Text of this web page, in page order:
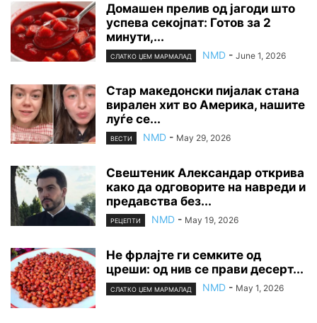
Домашен прелив од јагоди што
успева секојпат: Готов за 2
минути,...
СЛАТКО ЏЕМ МАРМАЛАД NMD - June 1, 2026
Стар македонски пијалак стана
вирален хит во Америка, нашите
луѓе се...
ВЕСТИ NMD - May 29, 2026
Свештеник Александар открива
како да одговорите на навреди и
предавства без...
РЕЦЕПТИ NMD - May 19, 2026
Не фрлајте ги семките од
цреши: од нив се прави десерт...
СЛАТКО ЏЕМ МАРМАЛАД NMD - May 1, 2026